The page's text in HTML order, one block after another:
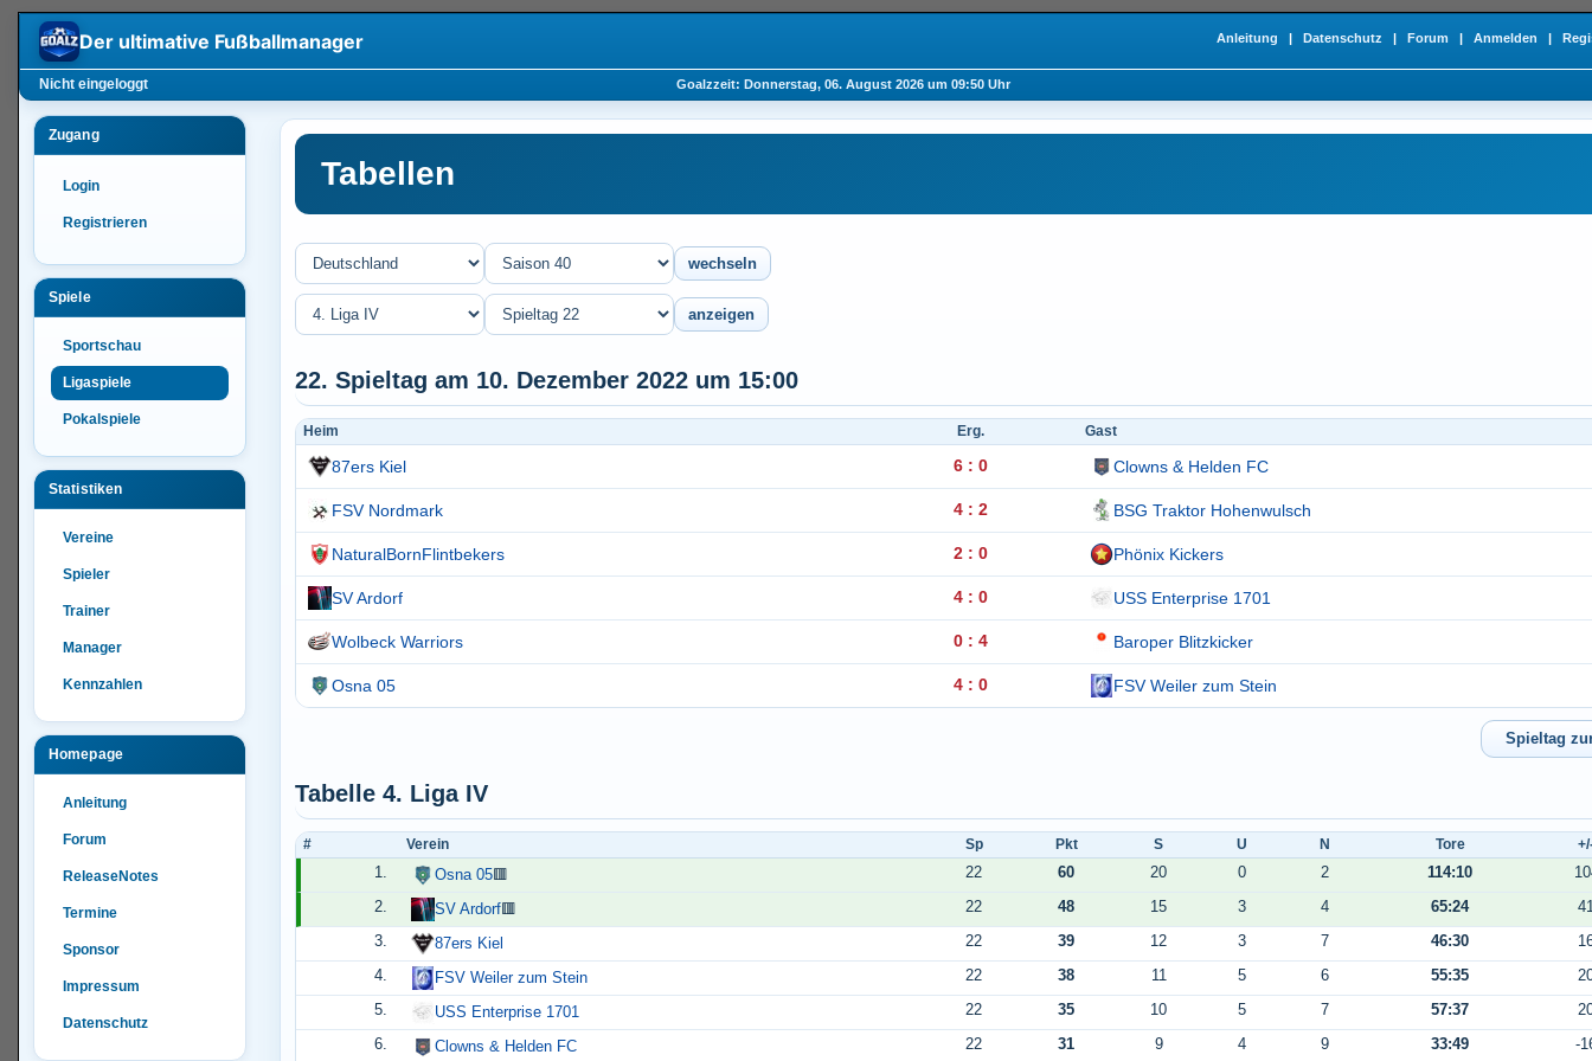
Der ultimative Fußballmanager
Nicht eingeloggt Goalzzeit: Donnerstag, 06. August 2026 um 09:50 Uhr
Anleitung | Datenschutz | Forum | Anmelden |
Zugang
Login
Registrieren
Spiele
Sportschau
Ligaspiele
Pokalspiele
Statistiken
Vereine
Spieler
Trainer
Manager
Kennzahlen
Homepage
Anleitung
Forum
ReleaseNotes
Termine
Sponsor
Impressum
Datenschutz
Tabellen
22. Spieltag am 10. Dezember 2022 um 15:00
Heim Erg. Gast
87ers Kiel 6 : 0 Clowns & Helden FC
FSV Nordmark 4 : 2 BSG Traktor Hohenwulsch
NaturalBornFlintbekers 2 : 0 Phönix Kickers
SV Ardorf 4 : 0 USS Enterprise 1701
Wolbeck Warriors 0 : 4 Baroper Blitzkicker
Osna 05 4 : 0 FSV Weiler zum Stein
Tabelle 4. Liga IV
# Verein Sp Pkt S U N Tore
1. Osna 05🟥 22 60 20 0 2 114:10
2.
SV Ardorf🟥 22 48 15 3 4 65:24
3.
87ers Kiel 22 39 12 3 7 46:30
4.
FSV Weiler zum Stein 22 38 11 5 6 55:35
5.
USS Enterprise 1701 22 35 10 5 7 57:37
6.
Clowns & Helden FC 22 31 9 4 9 33:49 -